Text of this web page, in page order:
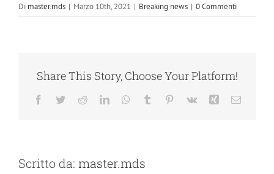
Di master.mds | Marzo 10th, 2021 | Breaking news | 0 Commenti
Share This Story, Choose Your Platform!
Facebook
TwitterRedditLinkedInWhatsApp
Tumblr Pinterest
Vk Xing Email
Scritto da: master.mds